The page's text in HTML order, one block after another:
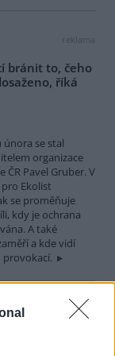
reklama
bránit to, čeho
říká
února se stal
organizace
ČR Pavel Gruber. V
Ekolist
se proměňuje
kdy je ochrana
A také
a kde vidí
žalu